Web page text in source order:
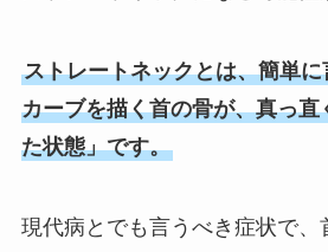
ストレートネックとは、簡単
カーブを描く首の骨が、真っ直
た状態」です。
現代病とでも言うべき症状で、